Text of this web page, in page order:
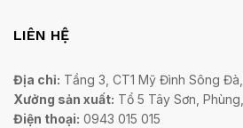
LIÊN HỆ
Địa chỉ: Tầng 3, CT1 Mỹ Đình Sông
Xưởng sản xuất: Tổ 5 Tây Sơn,
Điện thoại: 0943 015 015